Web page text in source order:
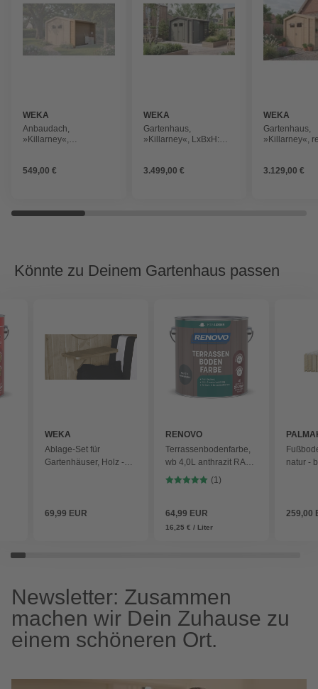
WEKA
Anbaudach,
»Killarney«,
cm, naturfarben
549,00 €
WEKA
Gartenhaus,
»Killarney«, LxBxH:
3.499,00 €
WEKA
Gartenhaus,
»Killarney«,
3.129,00 €
Könnte zu Deinem Gartenhaus passen
WEKA
Ablage-Set für
Gartenhäuser, Holz -
69,99 EUR
RENOVO
Terrassenbodenfarbe,
wb 4,0L anthrazit RAL
7016 - grau
(1)
64,99 EUR
16,25 € / Liter
natur -
259,00
Newsletter: Zusammen
machen wir Dein Zuhause zu
einem schöneren Ort.